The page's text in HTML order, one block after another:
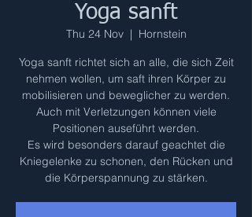
Yoga sanft
Thu 24 Nov
  |
Hornstein
Yoga sanft richtet sich an alle, die sich Zeit
nehmen wollen, um saft ihren Körper zu
mobilisieren und beweglicher zu werden.
Auch mit Verletzungen können viele
Positionen auseführt werden.
Es wird besonders darauf geachtet die
Kniegelenke zu schonen, den Rücken und
die Körperspannung zu stärken.